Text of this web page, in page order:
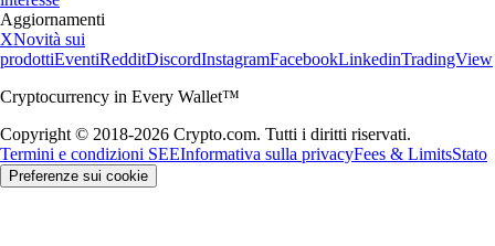
Aggiornamenti
XNovità sui
prodottiEventiRedditDiscordInstagramFacebookLinkedinTradingView
Cryptocurrency in Every Wallet™
Copyright © 2018-2026 Crypto.com. Tutti i diritti riservati.
Termini e condizioni SEEInformativa sulla privacyFees & LimitsStato
Preferenze sui cookie